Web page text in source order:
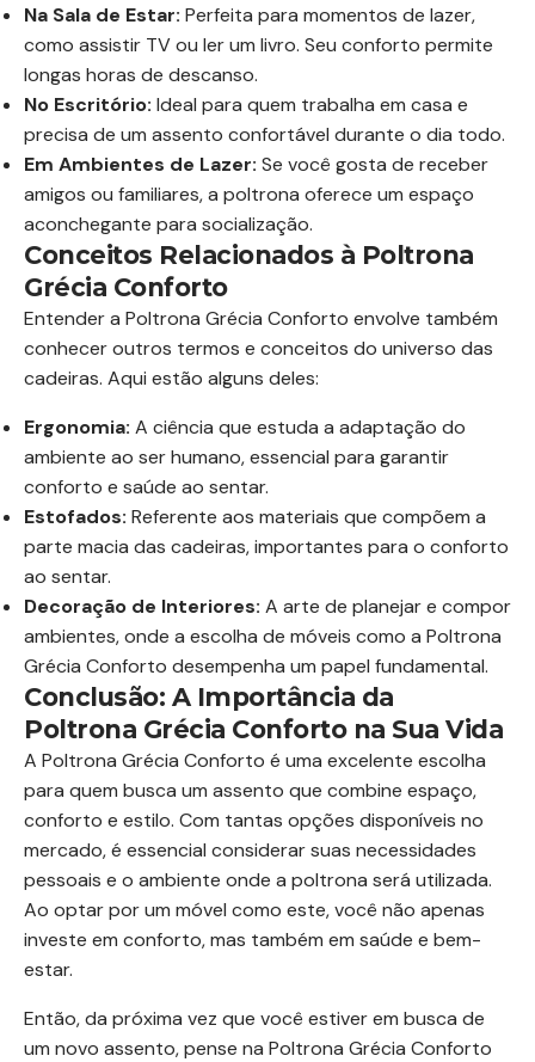
Na Sala de Estar: Perfeita para momentos de lazer,
como assistir TV ou ler um livro. Seu conforto permite
longas horas de descanso.
No Escritório: Ideal para quem trabalha em casa e
precisa de um assento confortável durante o dia todo.
Em Ambientes de Lazer: Se você gosta de receber
amigos ou familiares, a poltrona oferece um espaço
aconchegante para socialização.
Conceitos Relacionados à Poltrona
Grécia Conforto
Entender a Poltrona Grécia Conforto envolve também
conhecer outros termos e conceitos do universo das
cadeiras. Aqui estão alguns deles:
Ergonomia: A ciência que estuda a adaptação do
ambiente ao ser humano, essencial para garantir
conforto e saúde ao sentar.
Estofados: Referente aos materiais que compõem a
parte macia das cadeiras, importantes para o conforto
ao sentar.
Decoração de Interiores: A arte de planejar e compor
ambientes, onde a escolha de móveis como a Poltrona
Grécia Conforto desempenha um papel fundamental.
Conclusão: A Importância da
Poltrona Grécia Conforto na Sua Vida
A Poltrona Grécia Conforto é uma excelente escolha
para quem busca um assento que combine espaço,
conforto e estilo. Com tantas opções disponíveis no
mercado, é essencial considerar suas necessidades
pessoais e o ambiente onde a poltrona será utilizada.
Ao optar por um móvel como este, você não apenas
investe em conforto, mas também em saúde e bem-
estar.
Então, da próxima vez que você estiver em busca de
um novo assento, pense na Poltrona Grécia Conforto